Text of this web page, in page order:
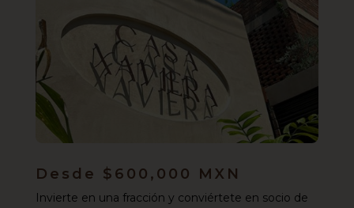
Desde $600,000 MXN
Invierte en una fracción y conviértete en socio de